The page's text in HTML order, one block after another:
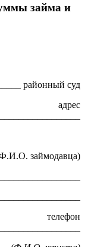
займа и
районный суд
адрес
займодавца)
телефон